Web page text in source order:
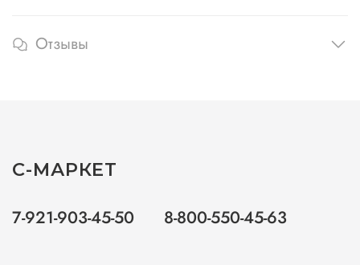
Отзывы
С-МАРКЕТ
7-921-903-45-50 8-800-550-45-63